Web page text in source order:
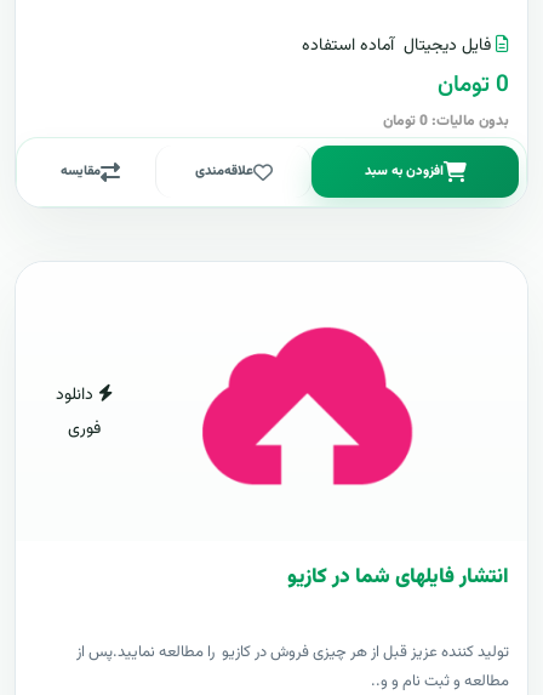
فایل دیجیتال آماده استفاده
0 تومان
بدون مالیات: 0 تومان
افزودن به سبد علاقه‌مندی مقایسه
دانلود
فوری
انتشار فایلهای شما در کازیو
توليد کننده عزيز قبل از هر چیزی فروش در کازیو را مطالعه نمایید.پس از
مطالعه و ثبت نام و و..